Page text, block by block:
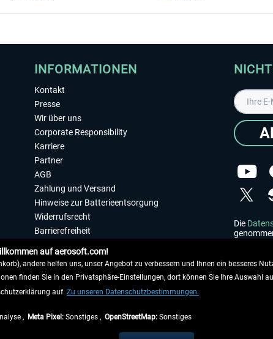
INFORMATIONEN
Kontakt
Presse
Wir über uns
Corporate Responsibility
Karriere
Partner
AGB
Zahlung und Versand
Hinweise zur Batterieentsorgung
Widerrufsrecht
Barrierefreiheit
Impressum
Die
, wenn nicht anders beschrieben.
auf aerosoft.com!
andere helfen uns, unser Angebot zu verbessern und Ihnen ein besseres
finden Sie in den Privatsphäre-Einstellungen, dort können Sie Ihre Auswahl
auf. Zu unseren Datenschutzbestimmungen.
, Meta Pixel: Sonstiges , OpenStreetMap: Sonstiges